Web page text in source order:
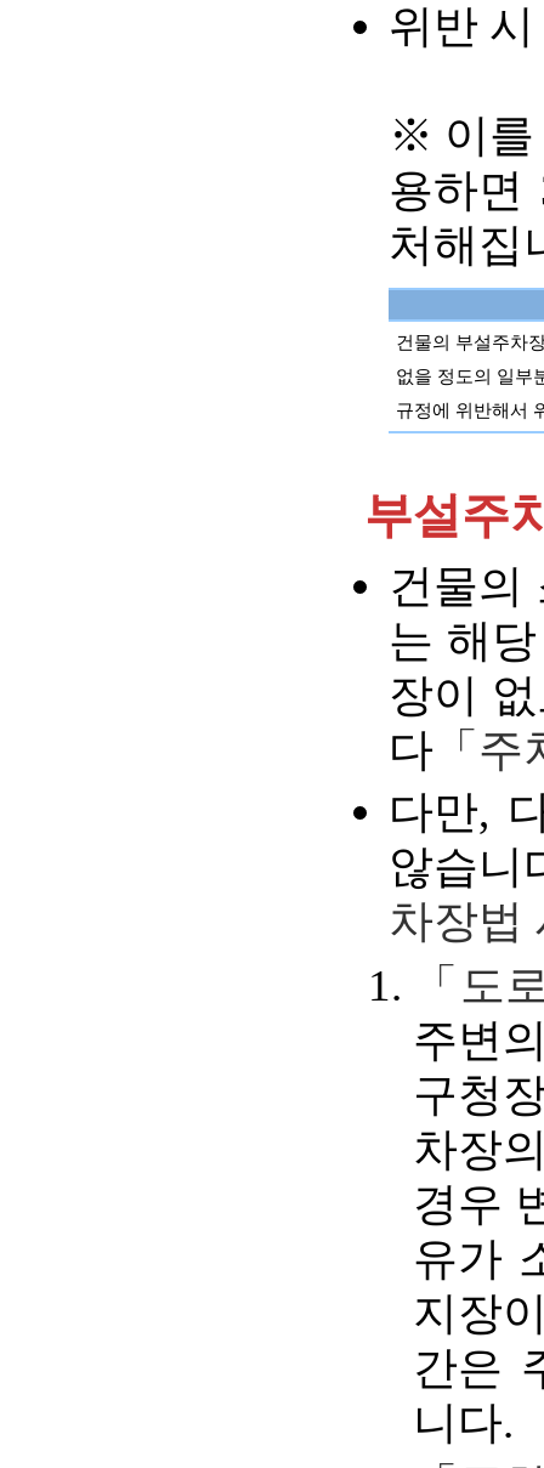
위반
※ 이를
용하면
처해집
건물의 부설주차
없을 정도의 일부
규정에 위반해서
부설주
건물의
는 해
장이
다 「
다만,
않습니
차장법
「도
주변
구청
차장
경우
유가
지장
간은
니다.